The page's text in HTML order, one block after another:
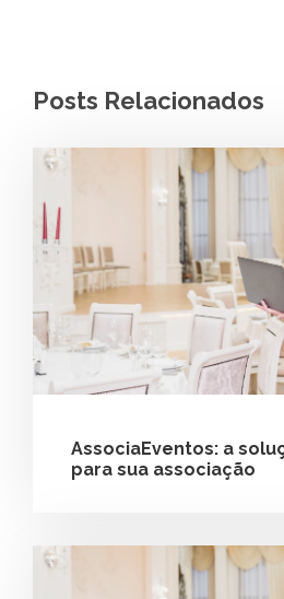
Posts Relacionados
AssociaEventos: a
para sua associação